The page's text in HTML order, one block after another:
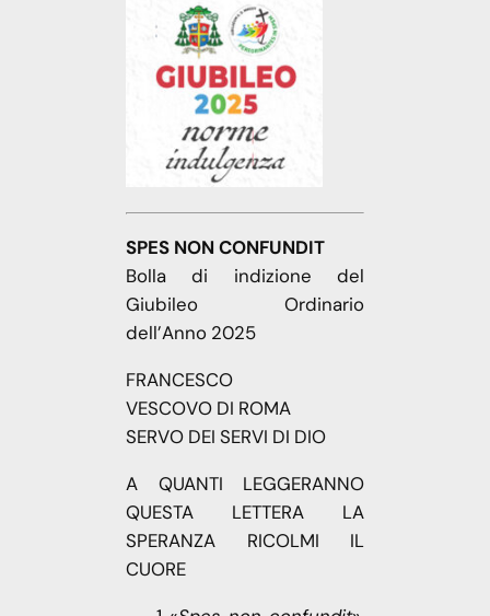
SPES NON CONFUNDIT
Bolla di indizione del
Giubileo Ordinario
dell’Anno 2025
FRANCESCO
VESCOVO DI ROMA
SERVO DEI SERVI DI DIO
A QUANTI LEGGERANNO
QUESTA LETTERA LA
SPERANZA RICOLMI IL
CUORE